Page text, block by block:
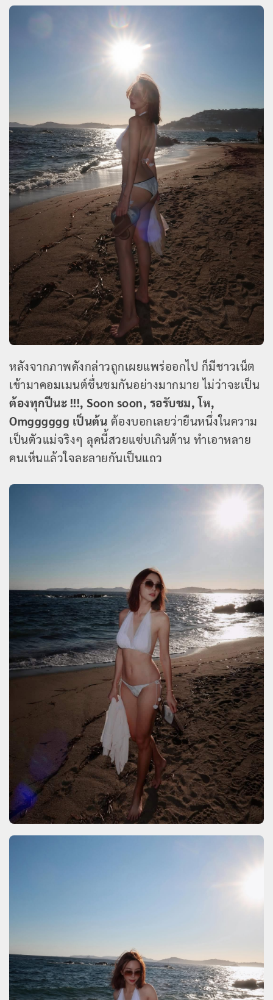
หลังจากภาพดังกล่าวถูกเผยแพร่ออกไป ก็มีชาวเน็ต
เข้ามาคอมเมนต์ชื่นชมกันอย่างมากมาย ไม่ว่าจะเป็น
ต้องทุกปีนะ !!!, Soon soon, รอรับชม, โห,
Omgggggg เป็นต้น ต้องบอกเลยว่ายืนหนึ่งในความ
เป็นตัวแม่จริงๆ ลุคนี้สวยแซ่บเกินต้าน ทำเอาหลาย
คนเห็นแล้วใจละลายกันเป็นแถว